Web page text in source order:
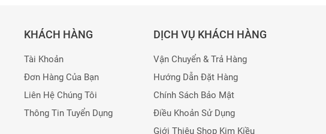
KHÁCH HÀNG
Tài Khoản
Đơn Hàng Của Bạn
Liên Hệ Chúng Tôi
Thông Tin Tuyển Dụng
DỊCH VỤ KHÁCH HÀNG
Vận Chuyển & Trả Hàng
Hướng Dẫn Đặt Hàng
Chính Sách Bảo Mật
Điều Khoản Sử Dụng
Giới Thiệu Shop Kim Kiều